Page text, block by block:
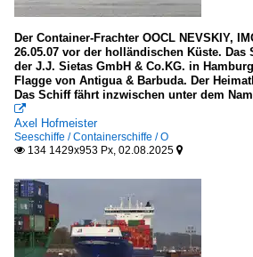
Der Container-Frachter OOCL NEVSKIY,
26.05.07 vor der holländischen Küste. Das
der J.J. Sietas GmbH & Co.KG. in
Flagge von Antigua & Barbuda. Der
Das Schiff fährt inzwischen unter dem

Axel Hofmeister
Seeschiffe / Containerschiffe / O
 134 1429x953 Px, 02.08.2025 